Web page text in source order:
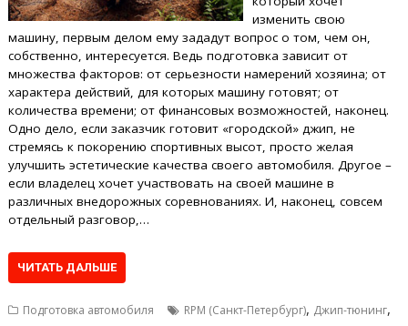
изменить свою
машину, первым делом ему зададут вопрос о том, чем он,
собственно, интересуется. Ведь подготовка зависит от
множества факторов: от серьезности намерений хозяина; от
характера действий, для которых машину готовят; от
количества времени; от финансовых возможностей, наконец.
Одно дело, если заказчик готовит «городской» джип, не
стремясь к покорению спортивных высот, просто желая
улучшить эстетические качества своего автомобиля. Другое –
если владелец хочет участвовать на своей машине в
различных внедорожных соревнованиях. И, наконец, совсем
отдельный разговор,…
ЧИТАТЬ ДАЛЬШЕ
Подготовка автомобиля RPM (Санкт-Петербург), Джип-тюнинг,